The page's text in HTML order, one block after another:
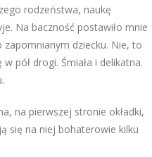
rodzeństwa, naukę
Na baczność postawiło mnie
dziecku. Nie, to
pół drogi. Śmiała i delikatna.
na pierwszej stronie okładki,
się na niej bohaterowie kilku